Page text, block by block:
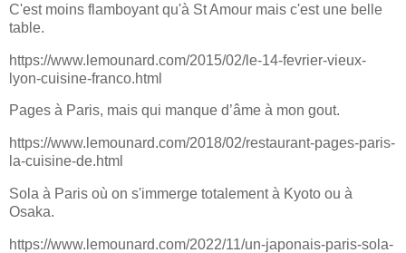
C'est moins flamboyant qu'à St Amour mais c'est une belle
table.
https://www.lemounard.com/2015/02/le-14-fevrier-vieux-
lyon-cuisine-franco.html
Pages à Paris, mais qui manque d’âme à mon gout.
https://www.lemounard.com/2018/02/restaurant-pages-paris-
la-cuisine-de.html
Sola à Paris où on s'immerge totalement à Kyoto ou à
Osaka.
https://www.lemounard.com/2022/11/un-japonais-paris-sola-